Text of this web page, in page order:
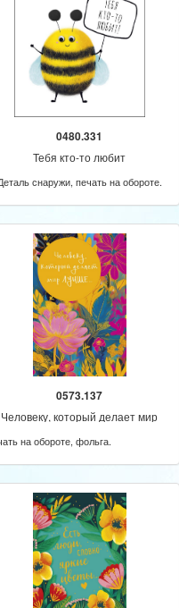
0480.331
Тебя кто-то любит
снаружи, печать на обороте.
0573.137
Человеку, который делает мир
лучше
на обороте, фольга.